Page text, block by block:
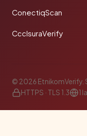
ConectiqScan
CcclsuraVerify
© 2026 EtnikomVerify.
HTTPS · TLS 1.3
1